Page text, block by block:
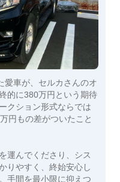
愛車が、セルカさんのオ
的に380万円という期待
クション形式ならでは
円もの差がついたこと
運んでくださり、シス
りやすく、終始安心し
手間を最小限に抑えつ